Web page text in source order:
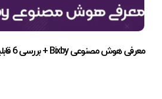
معرفی هوش مصنوعی Bixby + بررسی 6 قابلیت آن